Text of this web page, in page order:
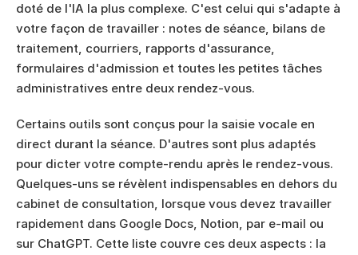
doté de l'IA la plus complexe. C'est celui qui s'adapte à
votre façon de travailler : notes de séance, bilans de
traitement, courriers, rapports d'assurance,
formulaires d'admission et toutes les petites tâches
administratives entre deux rendez-vous.
Certains outils sont conçus pour la saisie vocale en
direct durant la séance. D'autres sont plus adaptés
pour dicter votre compte-rendu après le rendez-vous.
Quelques-uns se révèlent indispensables en dehors du
cabinet de consultation, lorsque vous devez travailler
rapidement dans Google Docs, Notion, par e-mail ou
sur ChatGPT. Cette liste couvre ces deux aspects : la